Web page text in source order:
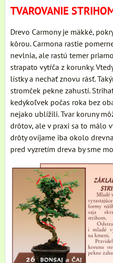
TVAROVANIE
Drevo Carmony je mäkké,
kôrou. Carmona rastie
nevlnia, ale rastú temer
strapato vytŕča z korunky.
lístky a nechať znovu rásť.
stromček pekne zahustí.
kedykoľvek počas roka bez
nejako ublížili. Tvar koruny
drôtov, ale v praxi sa to málo
drôty ovíjame iba okolo
pred vyzretím dreva by sme